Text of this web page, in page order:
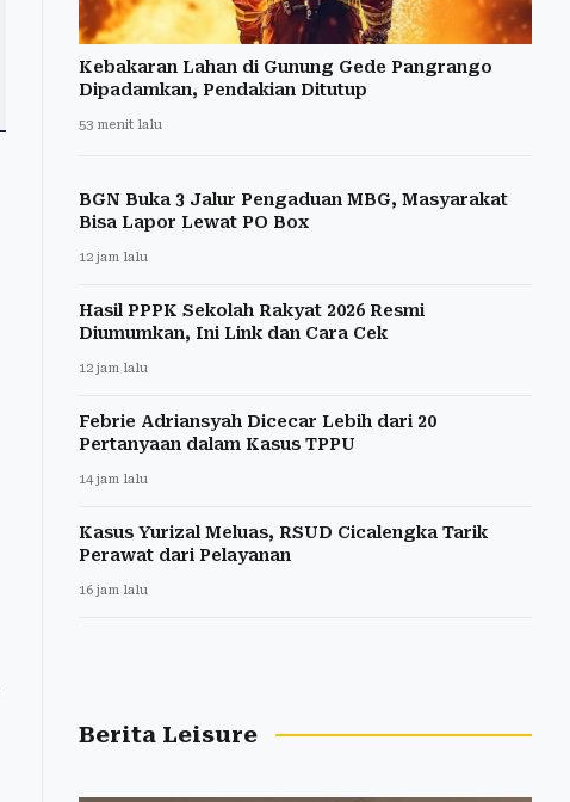
Kebakaran Lahan di Gunung Gede Pangrango
Dipadamkan, Pendakian Ditutup
53 menit lalu
BGN Buka 3 Jalur Pengaduan MBG, Masyarakat
Bisa Lapor Lewat PO Box
12 jam lalu
Hasil PPPK Sekolah Rakyat 2026 Resmi
Diumumkan, Ini Link dan Cara Cek
12 jam lalu
Febrie Adriansyah Dicecar Lebih dari 20
Pertanyaan dalam Kasus TPPU
14 jam lalu
Kasus Yurizal Meluas, RSUD Cicalengka Tarik
Perawat dari Pelayanan
16 jam lalu
Berita Leisure